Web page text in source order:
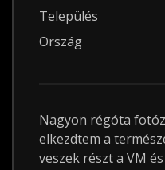
Település
Ország
Nagyon régóta
elkezdtem a
veszek részt a VM